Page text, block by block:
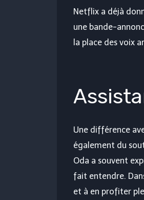
Netflix a déjà
une bande-
la place des voix
Une différence
également du
Oda a souvent
fait entendre.
et à en profiter